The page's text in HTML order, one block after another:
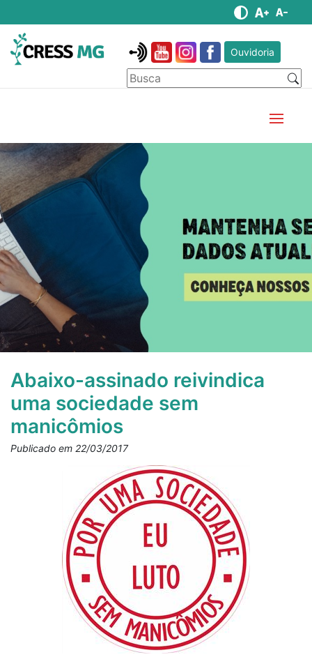
Ouvidoria
Abaixo-assinado reivindica
uma sociedade sem
manicômios
Publicado em 22/03/2017